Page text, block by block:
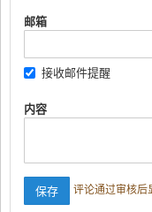
邮箱
接收邮件提醒
内容
评论通过审核后